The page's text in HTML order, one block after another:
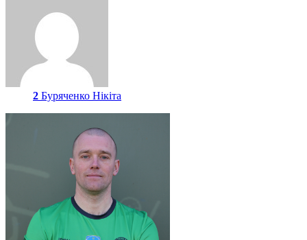
2 Буряченко Нікіта